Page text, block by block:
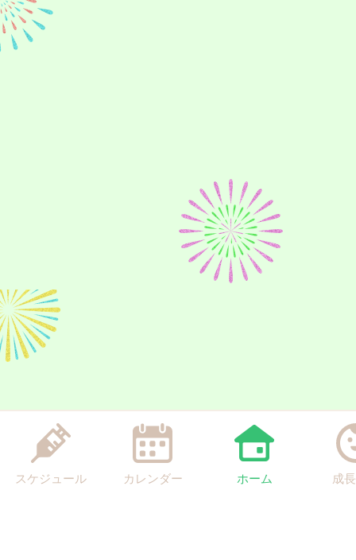
スケジュール カレンダー ホーム 成